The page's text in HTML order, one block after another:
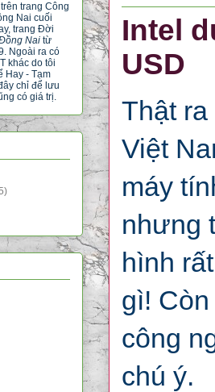
Intel
USD
Thật
Việt
máy
nhưng
hình
gì!
công
chú ý.
trang Công
Nai cuối
trang Đời
Nai từ
Ngoài ra có
khác do tôi
Hay - Tạm
chỉ để lưu
có giá trị.